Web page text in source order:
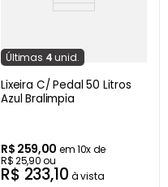
Últimas 4 unid.
Lixeira C/ Pedal 50 Litros
Azul Bralimpia
R$ 259,00 em10x de
R$25,90ou
R$ 233,10 à vista